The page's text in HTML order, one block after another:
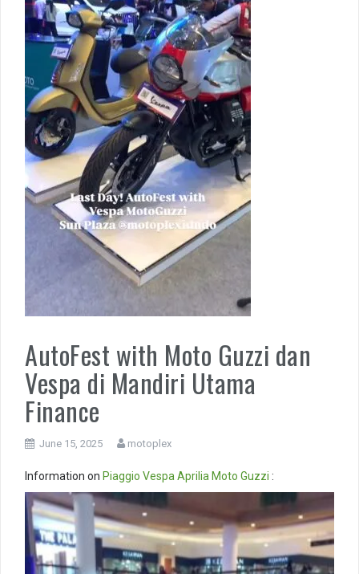
AutoFest with Moto Guzzi dan
Vespa di Mandiri Utama
Finance
June 15, 2025 motoplex
Information on Piaggio Vespa Aprilia Moto Guzzi :
Video
Player